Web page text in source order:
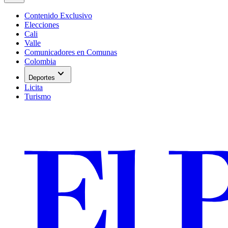
Contenido Exclusivo
Elecciones
Cali
Valle
Comunicadores en Comunas
Colombia
Deportes expand_more
Licita
Turismo